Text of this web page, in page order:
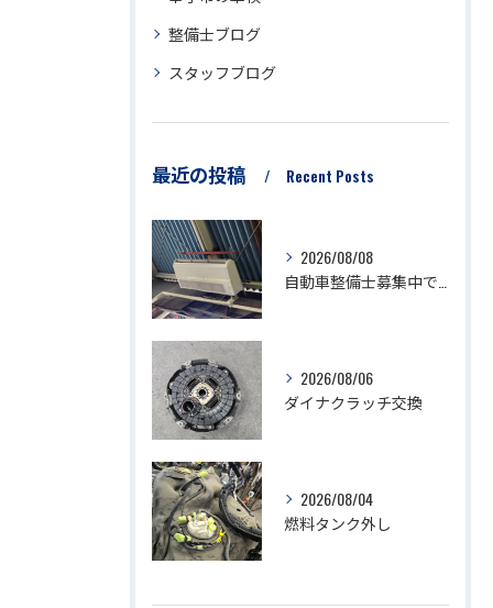
整備士ブログ
スタッフブログ
最近の投稿 Recent Posts
2026/08/08
2026/08/06
ダイナクラッチ交換
2026/08/04
燃料タンク外し